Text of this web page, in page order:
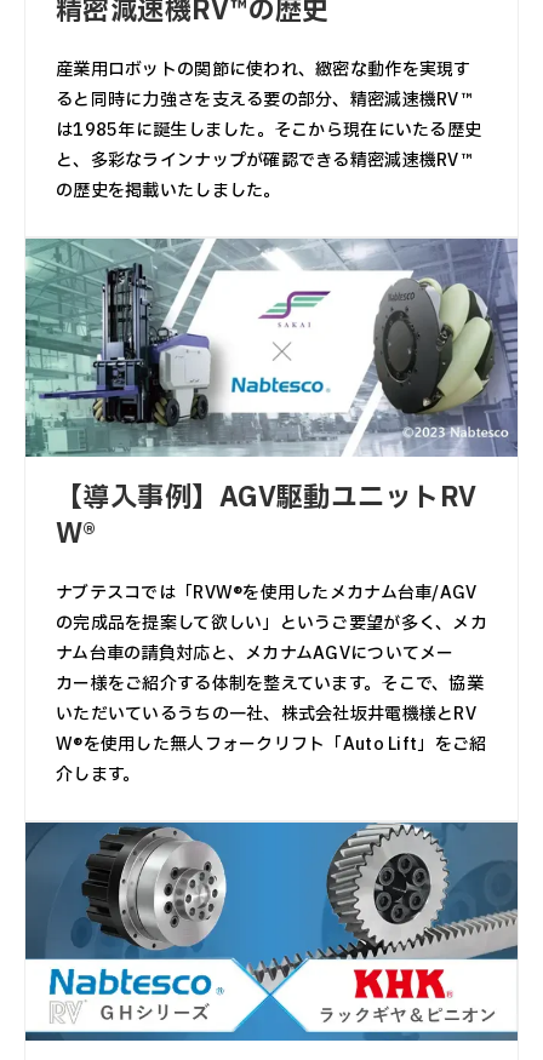
精密減速機RV™の歴史
産業用ロボットの関節に使われ、緻密な動作を実現す
ると同時に力強さを支える要の部分、精密減速機RV™
は1985年に誕生しました。そこから現在にいたる歴史
と、多彩なラインナップが確認できる精密減速機RV™
の歴史を掲載いたしました。
【導入事例】AGV駆動ユニットRV
W®
ナブテスコでは「RVW®を使用したメカナム台車/AGV
の完成品を提案して欲しい」というご要望が多く、メカ
ナム台車の請負対応と、メカナムAGVについてメー
カー様をご紹介する体制を整えています。そこで、協業
いただいているうちの一社、株式会社坂井電機様とRV
W®を使用した無人フォークリフト「Auto Lift」をご紹
介します。